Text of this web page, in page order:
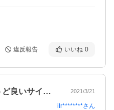
違反報告 いいね 0
流行りの大きめで、ちょうど良いサイズだ… 2021/3/21
ilr********さん